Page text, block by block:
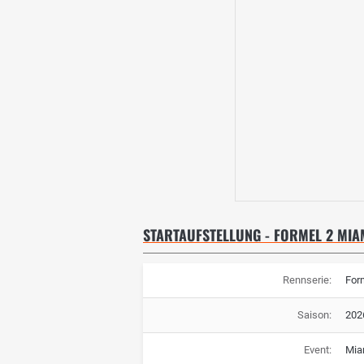
STARTAUFSTELLUNG - FORMEL 2
Rennserie:
Saison:
Event: